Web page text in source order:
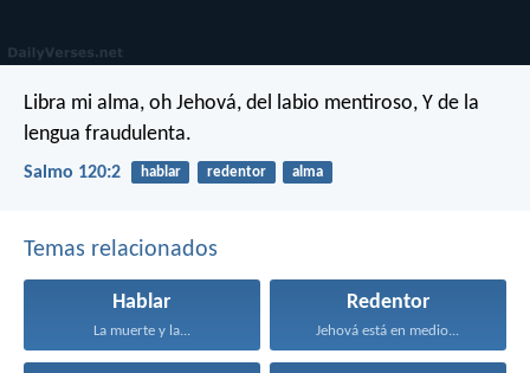
Libra mi alma, oh Jehová, del labio mentiroso, Y de la
lengua fraudulenta.
Salmo 120:2 hablar redentor alma
Temas relacionados
Hablar
La muerte y la...
Redentor
Jehová está en medio...